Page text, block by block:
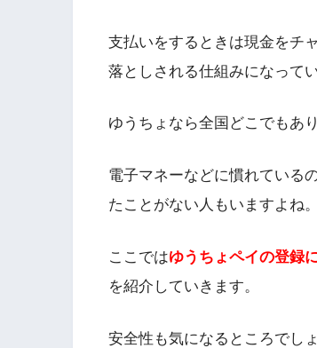
支払いをするときは現金をチ
落としされる仕組みになってい
ゆうちょなら全国どこでもあ
電子マネーなどに慣れている
たことがない人もいますよね。
ここではゆうちょペイの登録
を紹介していきます。
安全性も気になるところでし